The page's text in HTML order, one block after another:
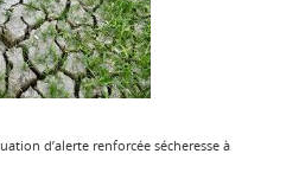
d’alerte renforcée sécheresse à